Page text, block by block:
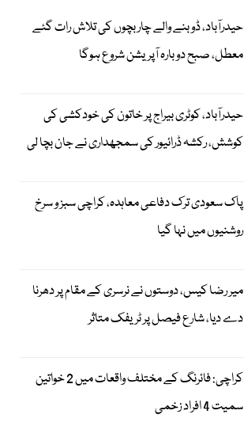
حیدرآباد، ڈوبنے والے چار بچوں کی تلاش رات گئے
معطل، صبح دوبارہ آپریشن شروع ہوگا
حیدرآباد، کوٹری بیراج پر خاتون کی خودکشی کی
کوشش، رکشہ ڈرائیور کی سمجھداری نے جان بچا لی
پاک سعودی ترک دفاعی معاہدہ، کراچی سبز و سرخ
روشنیوں میں نہا گیا
میر رضا کیس، دوستوں نے نرسری کے مقام پر دھرنا
دے دیا، شارع فیصل پر ٹریفک متاثر
کراچی: فائرنگ کے مختلف واقعات میں 2 خواتین
سمیت 4 افراد زخمی